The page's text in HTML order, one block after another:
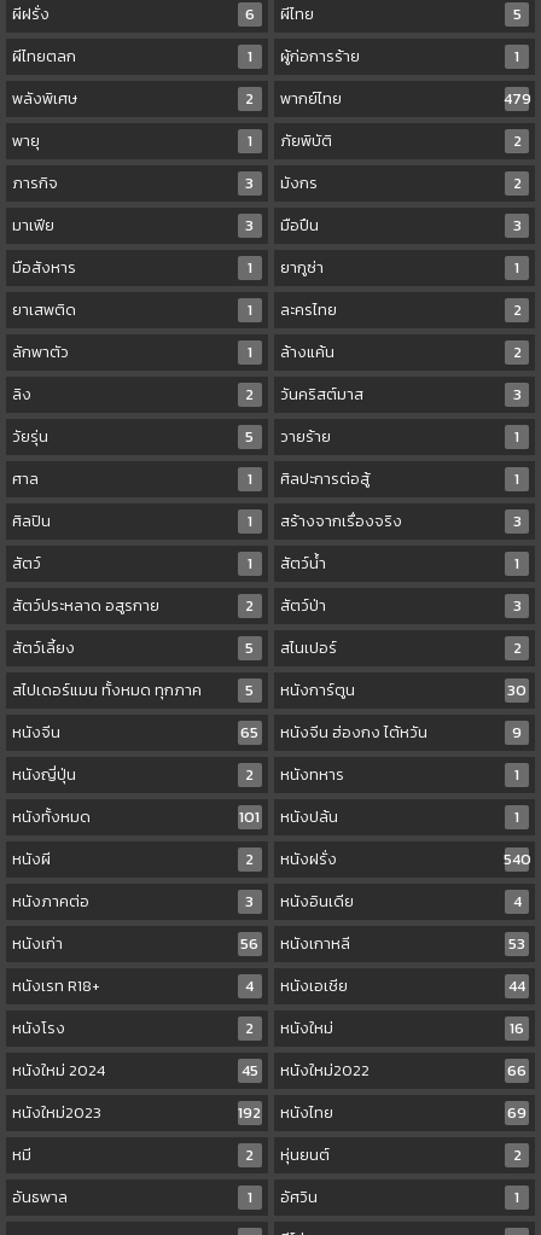
ผีฝรั่ง
6 ผีไทย
5
ผีไทยตลก
1 ผู้ก่อการร้าย
1
พลังพิเศษ
2 พากย์ไทย
479
พายุ
1 ภัยพิบัติ
2
ภารกิจ
3 มังกร
2
มาเฟีย
3 มือปืน
3
มือสังหาร
1 ยากูซ่า
1
ยาเสพติด
1 ละครไทย
2
ลักพาตัว
1 ล้างแค้น
2
ลิง
2 วันคริสต์มาส
3
วัยรุ่น
5 วายร้าย
1
ศาล
1 ศิลปะการต่อสู้
1
ศิลปิน
1 สร้างจากเรื่องจริง
3
สัตว์
1 สัตว์น้ำ
1
สัตว์ประหลาด อสูรกาย
2 สัตว์ป่า
3
สัตว์เลี้ยง
5 สไนเปอร์
2
สไปเดอร์แมน ทั้งหมด ทุกภาค
5 หนังการ์ตูน
30
หนังจีน
65 หนังจีน ฮ่องกง ไต้หวัน
9
หนังญี่ปุ่น
2 หนังทหาร
1
หนังทั้งหมด
101 หนังปล้น
1
หนังผี
2 หนังฝรั่ง
540
หนังภาคต่อ
3 หนังอินเดีย
4
หนังเก่า
56 หนังเกาหลี
53
หนังเรท R18+
4 หนังเอเชีย
44
หนังโรง
2 หนังใหม่
16
หนังใหม่ 2024
45 หนังใหม่2022
66
หนังใหม่2023
192 หนังไทย
69
หมี
2 หุ่นยนต์
2
อันธพาล
1 อัศวิน
1